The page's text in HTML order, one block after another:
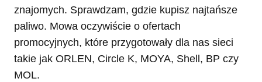
znajomych. Sprawdzam, gdzie kupisz najtańsze
paliwo. Mowa oczywiście o ofertach
promocyjnych, które przygotowały dla nas sieci
takie jak ORLEN, Circle K, MOYA, Shell, BP czy
MOL.